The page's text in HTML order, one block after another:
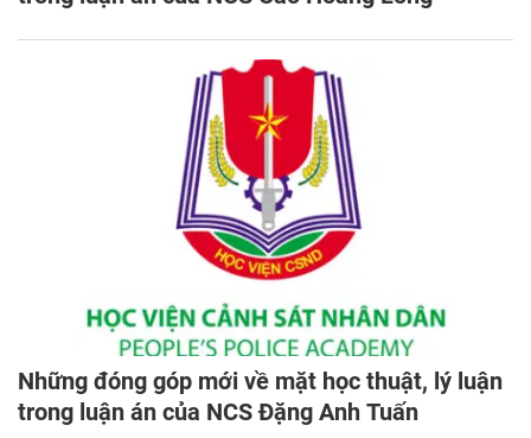
Những đóng góp mới về mặt học thuật, lý luận
trong luận án của NCS Đặng Anh Tuấn